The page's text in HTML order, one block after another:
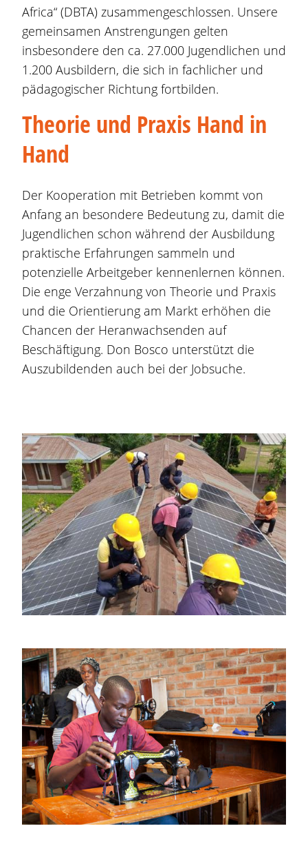
Africa“ (DBTA) zusammengeschlossen. Unsere
gemeinsamen Anstrengungen gelten
insbesondere den ca. 27.000 Jugendlichen und
1.200 Ausbildern, die sich in fachlicher und
pädagogischer Richtung fortbilden.
Theorie und Praxis Hand in
Hand
Der Kooperation mit Betrieben kommt von
Anfang an besondere Bedeutung zu, damit die
Jugendlichen schon während der Ausbildung
praktische Erfahrungen sammeln und
potenzielle Arbeitgeber kennenlernen können.
Die enge Verzahnung von Theorie und Praxis
und die Orientierung am Markt erhöhen die
Chancen der Heranwachsenden auf
Beschäftigung. Don Bosco unterstützt die
Auszubildenden auch bei der Jobsuche.